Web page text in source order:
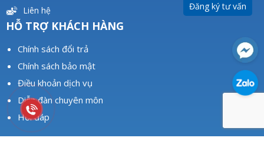
Đăng ký tư vấn
Liên hệ
HỖ TRỢ KHÁCH HÀNG
Chính sách đổi trả
Chính sách bảo mật
Điều khoản dịch vụ
Diễn đàn chuyên môn
Hỏi đáp